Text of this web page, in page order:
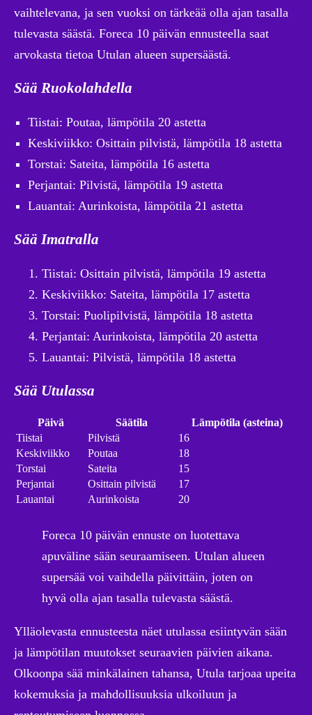
vaihtelevana, ja sen vuoksi on tärkeää olla ajan tasalla
tulevasta säästä. Foreca 10 päivän ennusteella saat
arvokasta tietoa Utulan alueen supersäästä.
Sää Ruokolahdella
Tiistai: Poutaa, lämpötila 20 astetta
Keskiviikko: Osittain pilvistä, lämpötila 18 astetta
Torstai: Sateita, lämpötila 16 astetta
Perjantai: Pilvistä, lämpötila 19 astetta
Lauantai: Aurinkoista, lämpötila 21 astetta
Sää Imatralla
Tiistai: Osittain pilvistä, lämpötila 19 astetta
Keskiviikko: Sateita, lämpötila 17 astetta
Torstai: Puolipilvistä, lämpötila 18 astetta
Perjantai: Aurinkoista, lämpötila 20 astetta
Lauantai: Pilvistä, lämpötila 18 astetta
Sää Utulassa
Päivä Säätila
Lämpötila (asteina)
Tiistai
Pilvistä
16
Keskiviikko
Poutaa
18
Torstai
Sateita
15
Perjantai
Osittain pilvistä
17
Lauantai
Aurinkoista 20
Foreca 10 päivän ennuste on luotettava
apuväline sään seuraamiseen. Utulan alueen
supersää voi vaihdella päivittäin, joten on
hyvä olla ajan tasalla tulevasta säästä.
Ylläolevasta ennusteesta näet utulassa esiintyvän sään
ja lämpötilan muutokset seuraavien päivien aikana.
Olkoonpa sää minkälainen tahansa, Utula tarjoaa upeita
kokemuksia ja mahdollisuuksia ulkoiluun ja